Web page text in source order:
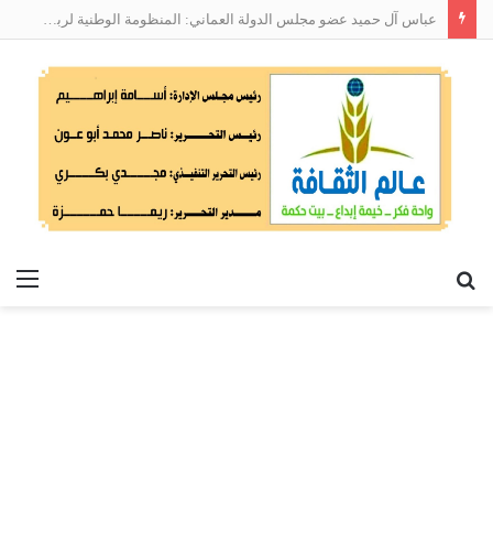
عباس آل حميد عضو مجلس الدولة العماني: المنظومة الوطنية لربط التوظيف بالمهارات تعالج البطالة من جذورها